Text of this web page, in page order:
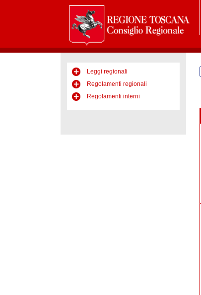
Leggi regionali
Regolamenti regionali
Regolamenti interni